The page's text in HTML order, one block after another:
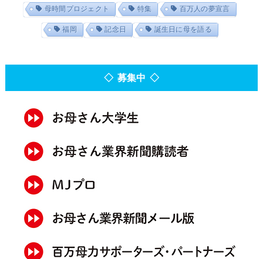
母時間プロジェクト 特集 百万人の夢宣言
福岡 記念日 誕生日に母を語る
◇ 募集中 ◇